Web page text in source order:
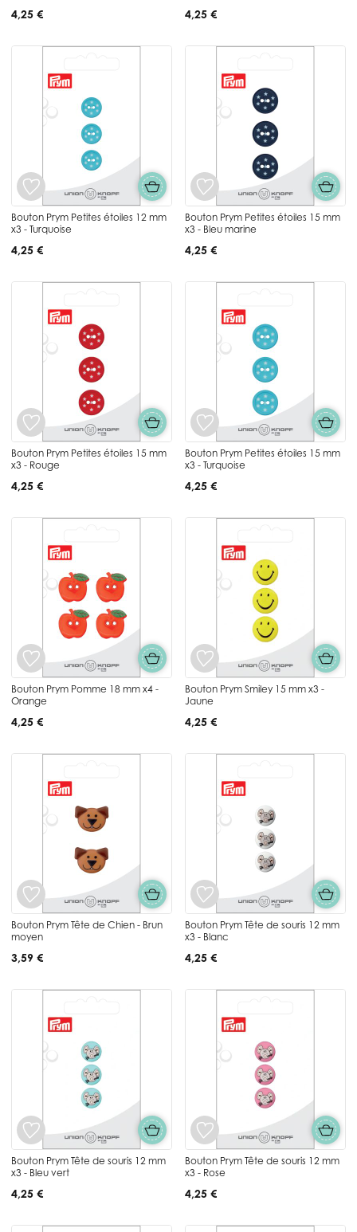
4,25 € 4,25 €
Bouton Prym Petites étoiles 12 mm
x3 - Turquoise
4,25 €
Bouton Prym Petites étoiles 15 mm
x3 - Bleu marine
4,25 €
Bouton Prym Petites étoiles 15 mm
x3 - Rouge
4,25 €
Bouton Prym Petites étoiles 15 mm
x3 - Turquoise
4,25 €
Bouton Prym Pomme 18 mm x4 -
Orange
4,25 €
Bouton Prym Smiley 15 mm x3 -
Jaune
4,25 €
Bouton Prym Tête de Chien - Brun
moyen
3,59 €
Bouton Prym Tête de souris 12 mm
x3 - Blanc
4,25 €
Bouton Prym Tête de souris 12 mm
x3 - Bleu vert
4,25 €
Bouton Prym Tête de souris 12 mm
x3 - Rose
4,25 €